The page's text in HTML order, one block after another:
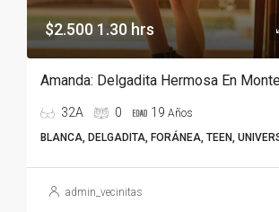
$2.500 1.30 hrs
Amanda: Delgadita Hermosa En
32A 0 19 Años
BLANCA, DELGADITA, FORÁNEA, TEEN,
admin_vecinitas